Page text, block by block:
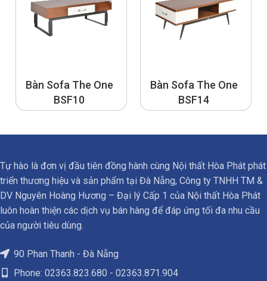
Bàn Sofa The One
BSF10
Bàn Sofa The One
BSF14
Tự hào là đơn vị đầu tiên đồng hành cùng Nội thất Hòa Phát phát
triển thương hiệu và sản phẩm tại Đà Nẵng, Công ty TNHH TM &
DV Nguyên Hoàng Hương – Đại lý Cấp 1 của Nội thất Hòa Phát
luôn hoàn thiện các dịch vụ bán hàng để đáp ứng tối đa nhu cầu
của người tiêu dùng.
90 Phan Thanh - Đà Nẵng
Phone: 02363.823.680 - 02363.871.904